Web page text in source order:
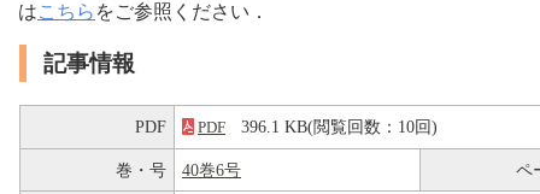
はこちら をご参照ください．
記事情報
PDF PDF 396.1 KB(閲覧回数：10回)
巻・号 40巻6号 ペ